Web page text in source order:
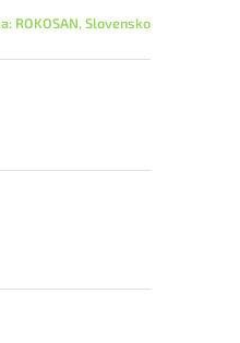
ROKOSAN, Slovensko